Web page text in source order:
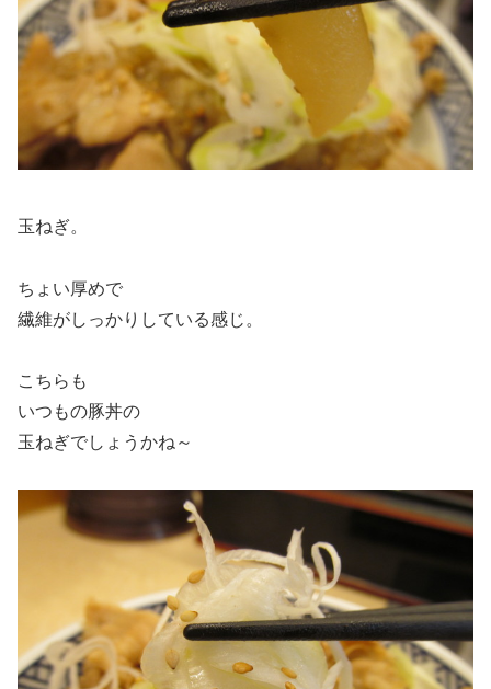
玉ねぎ。
ちょい厚めで
繊維がしっかりしている感じ。
こちらも
いつもの豚丼の
玉ねぎでしょうかね～